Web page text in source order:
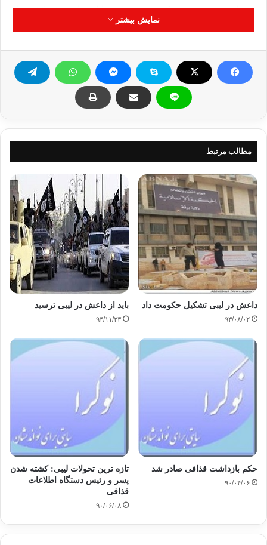
وی با معجزه توصیف کردن سقوط طرابلس از نقش کشورهای
عربی و غربی در حمایت از انقلاب لیبی علیه قذافی قدردانی کرد.
كودكان، خانواده‌های مسئولان سابق لیبی را خواستار شد و گفت:
نباید به آنها هیچ اهانتی شود.
از سوی دیگر سازمان عفو بین الملل با صدور بیانیه ای که روز سه
شنبه منتشر شد رژیم معمر قذافی و انقلابیون را متهم به نقض
بیشتری را مرتکب شدند .
منبع: پايگاه دانشجويان اهل سنت
اسلام میانه رو لیبی نبع قانون گذاری
کپی آدرس
نمایش بیشتر
مطالب مرتبط
داعش در لیبی تشکیل حکومت داد
۹۳/۰۸/۰۲
باید از داعش در لیبی ترسید
۹۴/۱۱/۲۳
حکم بازداشت قذافی صادر شد
۹۰/۰۴/۰۶
تازه ترین تحولات لیبی: کشته شدن
پسر و رئیس دستگاه اطلاعات
قذافی
۹۰/۰۶/۰۸